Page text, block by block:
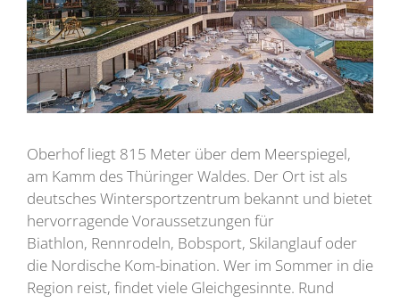
Oberhof liegt 815 Meter über dem Meerspiegel,
am Kamm des Thüringer Waldes. Der Ort ist als
deutsches Wintersportzentrum bekannt und bietet
hervorragende Voraussetzungen für
Biathlon, Rennrodeln, Bobsport, Skilanglauf oder
die Nordische Kom-bination. Wer im Sommer in die
Region reist, findet viele Gleichgesinnte. Rund